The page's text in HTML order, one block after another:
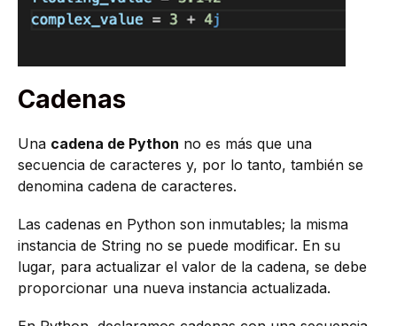
Cadenas
Una cadena de Python no es más que una
secuencia de caracteres y, por lo tanto, también se
denomina cadena de caracteres.
Las cadenas en Python son inmutables; la misma
instancia de String no se puede modificar. En su
lugar, para actualizar el valor de la cadena, se debe
proporcionar una nueva instancia actualizada.